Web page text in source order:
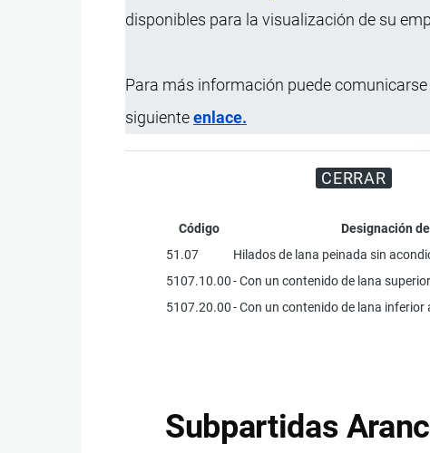
disponibles para la visualización de su
Para más información puede
siguienteenlace.
CERRAR
Disfrute de
Código Designación
51.07
Hilados de lana peinada sin
5107.10.00- Con un contenido de lana
5107.20.00- Con un contenido de lana inferior
Subpartidas